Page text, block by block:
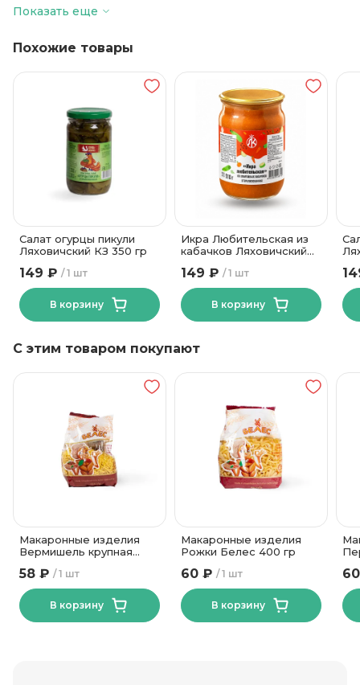
Количество в упаковке
Температура хранения
Вид упаковки
Стекло
Показать еще
Похожие товары
Салат огурцы пикули
Ляховичский КЗ 350 гр
1 шт
149 ₽
В корзину
Икра Любительская из
кабачков Ляховичский
1 шт
149 ₽
В корзину
С этим товаром покупают
Макаронные изделия
Вермишель крупная
1 шт
58 ₽
В корзину
Макаронные изделия
Рожки Белес 400 гр
1 шт
60 ₽
В корзину